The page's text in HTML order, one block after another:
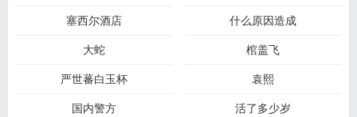
塞西尔酒店
什么原因造成
大蛇
棺盖飞
严世蕃白玉杯
袁熙
国内警方
活了多少岁